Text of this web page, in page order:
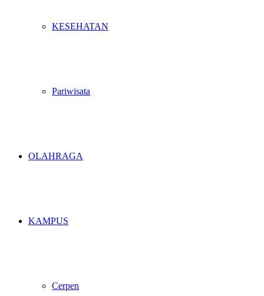
KESEHATAN
Pariwisata
OLAHRAGA
KAMPUS
Cerpen